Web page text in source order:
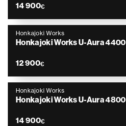
14 900€
Honkajoki Works
Honkajoki Works U-Aura 4400
12 900€
Honkajoki Works
Honkajoki Works U-Aura 4800
14 900€